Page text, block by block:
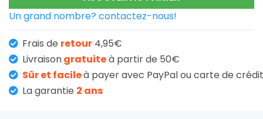
Un grand nombre? contactez-nous!
Frais de retour 4,95€
Livraisongratuiteà partir de 50€
Sûr et facileà payer avec PayPal ou carte de crédit
La garantie 2 ans